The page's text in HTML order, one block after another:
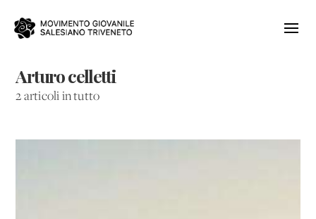
Arturo celletti
2 articoli in tutto